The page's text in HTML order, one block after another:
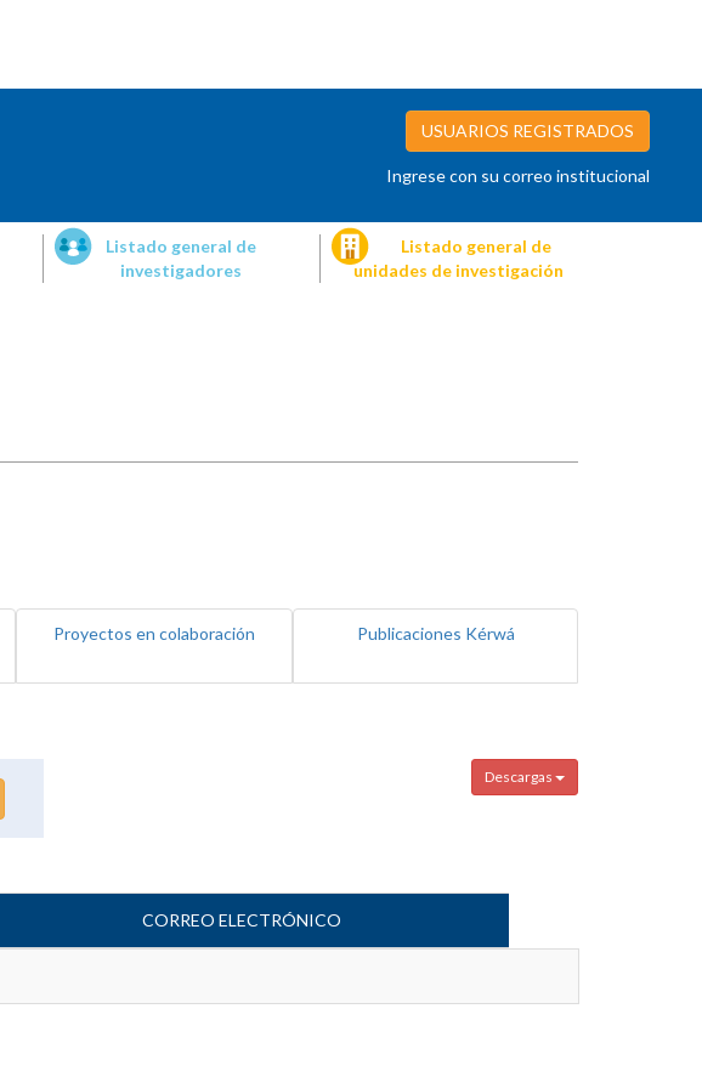
USUARIOS REGISTRADOS
Ingrese con su correo institucional
Listado general de
investigadores
Listado general de
unidades de investigación
Proyectos en colaboración Publicaciones Kérwá
Descargas
CORREO ELECTRÓNICO